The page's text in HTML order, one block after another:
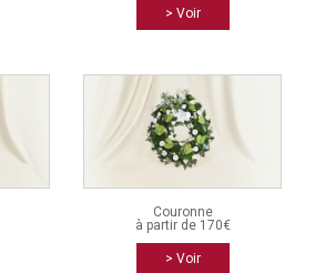
> Voir
Couronne
à partir de 170€
> Voir